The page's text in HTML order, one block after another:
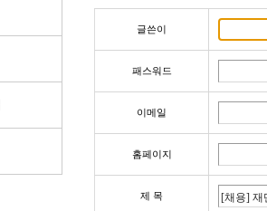
글쓴이
패스워드
이메일
홈페이지
제 목